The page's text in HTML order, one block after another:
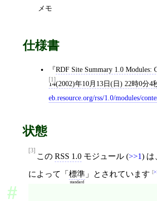
メモ
仕様書
[1]
RDF Site Summary 1.0 Modules:
14(2002)年10月13日(日) 22時0分4
eb.resource.org/rss/1.0/modules/
状態
[3]
この RSS 1.0 モジュール (>>1) は
によって「 標準
standard
」とされています